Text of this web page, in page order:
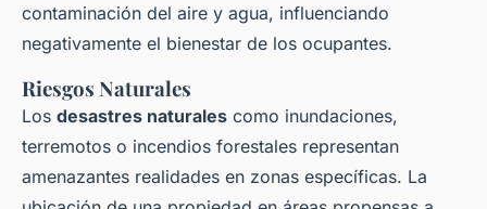
contaminación del aire y agua, influenciando
negativamente el bienestar de los ocupantes.
Riesgos Naturales
Los desastres naturales como inundaciones,
terremotos o incendios forestales representan
amenazantes realidades en zonas específicas. La